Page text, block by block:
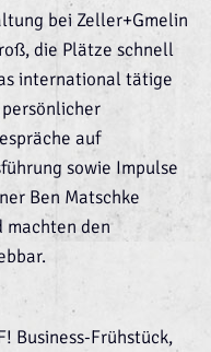
bei Zeller+Gmelin
die Plätze schnell
international tätige
auf
sowie Impulse
Ben Matschke
machten den
Business-Frühstück,